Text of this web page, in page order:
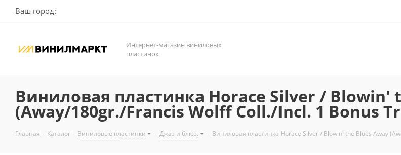
Ваш город:
Интернет-магазин виниловых
пластинок
Виниловая пластинка Horace Silver / Blowin'
(Away/180gr./Francis Wolff Coll./Incl. 1 Bonus
Главная - Каталог - Виниловые пластинки - Джаз и блюз. - Виниловая пластинка Horace Silver / Blowin' the Blues Away